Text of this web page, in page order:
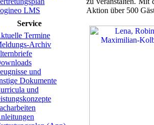
LMS
Service
Termine
Archiv
und
Dokumente
und
Aktion über 500